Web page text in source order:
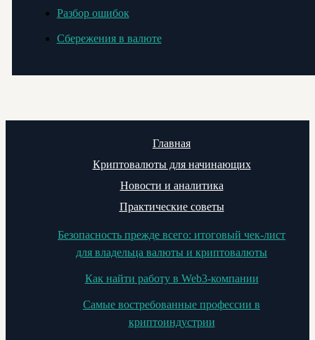
Разбор ошибок
Сбережения в валюте
Главная
Криптовалюты для начинающих
Новости и аналитика
Практические советы
Безопасность прежде всего: итоговый чек-лист
для владельца валюты и криптовалюты
Как найти работу в Web3-компании
Самые востребованные профессии в
криптоиндустрии